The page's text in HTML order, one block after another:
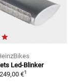
Led-Blinker
249,00 €1